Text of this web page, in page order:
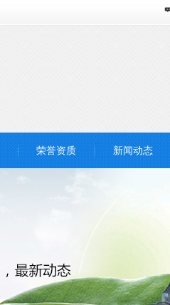
荣誉资质 新闻动态